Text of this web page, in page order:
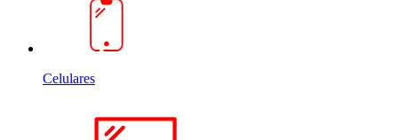
Celulares